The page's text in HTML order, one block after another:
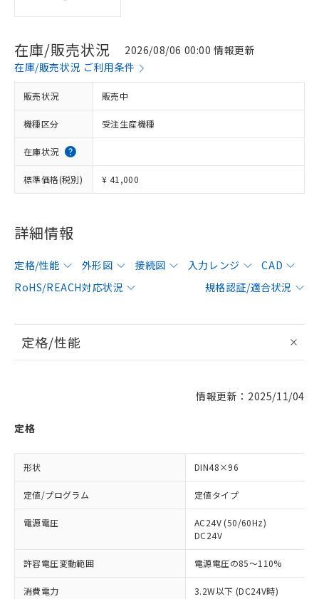
在庫/販売状況
2026/08/06 00:00 情報更新
在庫/販売状況 ご利用条件
販売状況 販売中
機種区分 受注生産機種
在庫状況
標準価格(税別) ¥ 41,000
詳細情報
定格/性能 外形図 接続図 入力レンジ
CAD
RoHS/REACH対応状況
規格認証/適合状況
定格/性能
情報更新：2025/11/04
定格
形状 DIN48×96
定値/プログラム 定値タイプ
電源電圧
AC24V (50/60Hz)
DC24V
許容電圧変動範囲 電源電圧の85～110%
消費電力
3.2W以下 (DC24V時)